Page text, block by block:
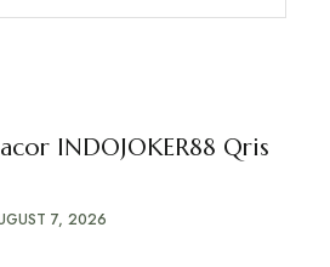
INDOJOKER88 Qris
7, 2026